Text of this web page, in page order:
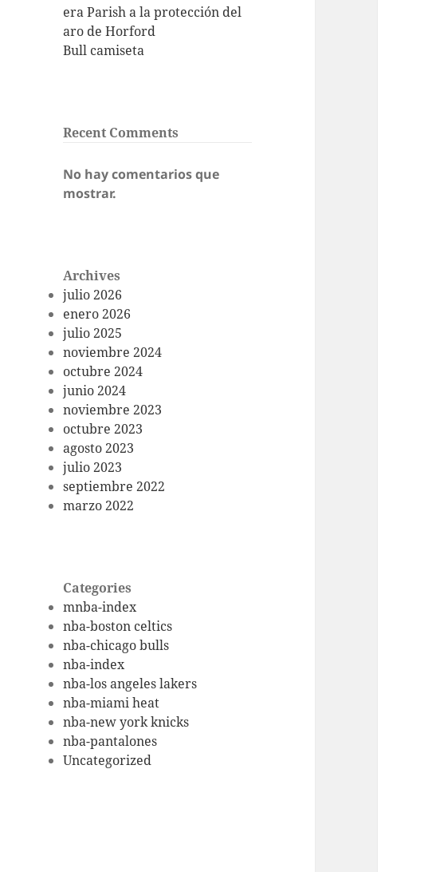
era Parish a la protección del
aro de Horford
Bull camiseta
Recent Comments
No hay comentarios que
mostrar.
Archives
julio 2026
enero 2026
julio 2025
noviembre 2024
octubre 2024
junio 2024
noviembre 2023
octubre 2023
agosto 2023
julio 2023
septiembre 2022
marzo 2022
Categories
mnba-index
nba-boston celtics
nba-chicago bulls
nba-index
nba-los angeles lakers
nba-miami heat
nba-new york knicks
nba-pantalones
Uncategorized